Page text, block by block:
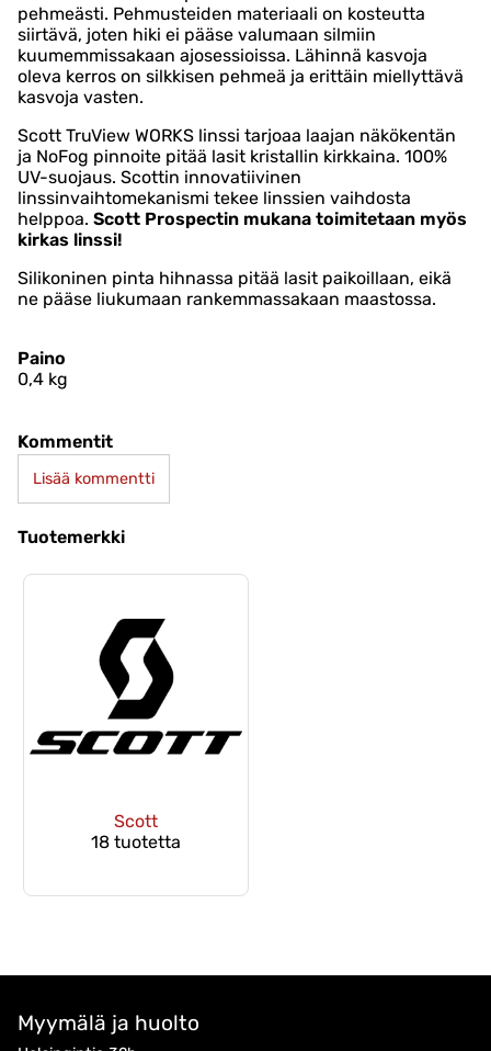
pehmeästi. Pehmusteiden materiaali on kosteutta
siirtävä, joten hiki ei pääse valumaan silmiin
kuumemmissakaan ajosessioissa. Lähinnä kasvoja
oleva kerros on silkkisen pehmeä ja erittäin miellyttävä
kasvoja vasten.
Scott TruView WORKS linssi tarjoaa laajan näkökentän
ja NoFog pinnoite pitää lasit kristallin kirkkaina. 100%
UV-suojaus. Scottin innovatiivinen
linssinvaihtomekanismi tekee linssien vaihdosta
helppoa. Scott Prospectin mukana toimitetaan myös
kirkas linssi!
Silikoninen pinta hihnassa pitää lasit paikoillaan, eikä
ne pääse liukumaan rankemmassakaan maastossa.
Paino
0,4 kg
Kommentit
Lisää kommentti
Tuotemerkki
Scott
18 tuotetta
Myymälä ja huolto